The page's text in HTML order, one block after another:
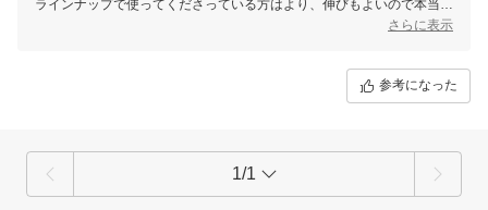
ラインナップで使ってくださっている方はより、伸びもよいので本当に
少量でかなり伸びてくれ早速感想も書いて下さいましたが、もっちりし
さらに表示
参考になった
1/1